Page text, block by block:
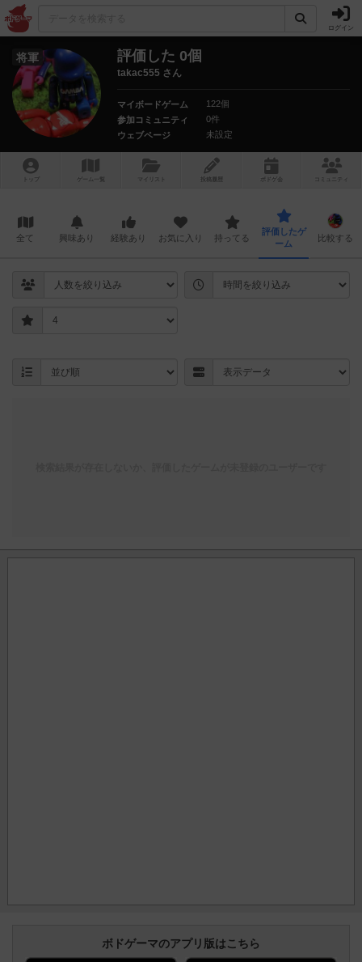
ログイン
将軍 評価した 0個
takac555 さん
マイボードゲーム
122個
参加コミュニティ
0件
ウェブページ
未設定
トップ ゲーム一覧 マイリスト 投稿履歴 ボ ドゲ コミュニティ
全て 興味あり 経験あり お気に入り 持ってる
評価したゲ
ーム
比較する
ボドゲーマのアプリ版はこちら